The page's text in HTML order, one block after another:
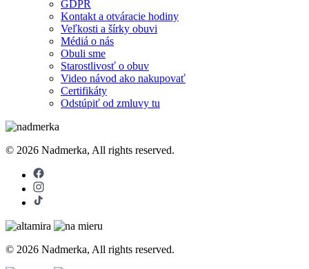
GDPR
Kontakt a otváracie hodiny
Veľkosti a šírky obuvi
Médiá o nás
Obuli sme
Starostlivosť o obuv
Video návod ako nakupovať
Certifikáty
Odstúpiť od zmluvy tu
© 2026 Nadmerka, All rights reserved.
© 2026 Nadmerka, All rights reserved.